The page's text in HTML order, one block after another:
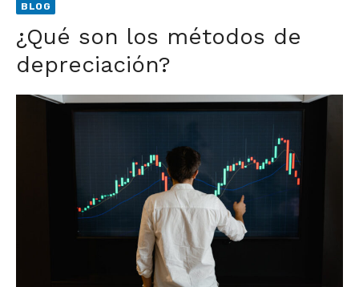
BLOG
¿Qué son los métodos de
depreciación?